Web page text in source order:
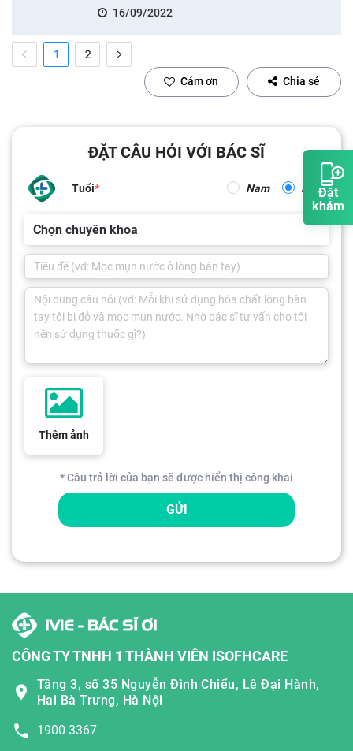
Đặt
khám
16/09/2022
1 2
Cảm ơn Chia sẻ
ĐẶT CÂU HỎI VỚI BÁC SĨ
Tuổi Nam Nữ
Chọn chuyên khoa
Thêm ảnh
* Câu trả lời của bạn sẽ được hiển thị công khai
GỬI
CÔNG TY TNHH 1 THÀNH VIÊN ISOFHCARE
Tầng 3, số 35 Nguyễn Đình Chiểu, Lê Đại Hành,
Hai Bà Trưng, Hà Nội
1900 3367